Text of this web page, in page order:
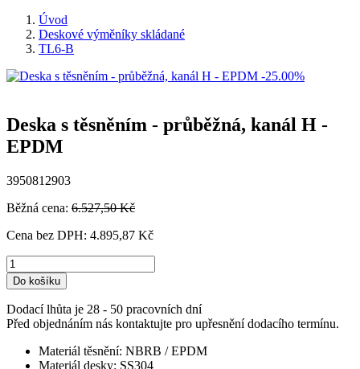
Úvod
Deskové výměníky skládané
TL6-B
-25.00%
Deska s těsněním - průběžná, kanál H -
EPDM
3950812903
Běžná cena: 6.527,50 Kč
Cena bez DPH: 4.895,87 Kč
Do košíku
Dodací lhůta je 28 - 50 pracovních dní
Před objednáním nás kontaktujte pro upřesnění dodacího termínu.
Materiál těsnění: NBRB / EPDM
Materiál desky: SS304